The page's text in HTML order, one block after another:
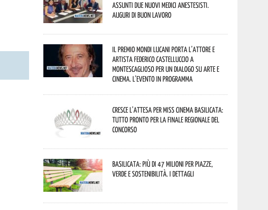
assunti due nuovi medici anestesisti.
Auguri di buon lavoro
Il Premio Mondi Lucani porta l’attore e
artista Federico Castelluccio a
Montescaglioso per un dialogo su arte e
cinema. L’evento in programma
Cresce l’attesa per Miss Cinema Basilicata:
tutto pronto per la finale regionale del
concorso
Basilicata: più di 47 milioni per piazze,
verde e sostenibilità. I dettagli